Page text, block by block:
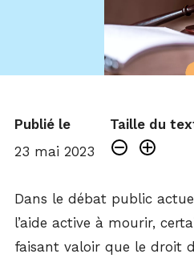
Publié le
23 mai 2023
Taille du
Dans le débat public
l’aide active à mourir,
faisant valoir que le droit